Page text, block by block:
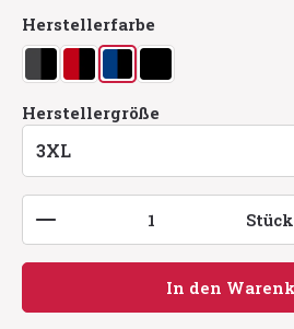
Herstellerfarbe
anthrazit/schwarz
rot/schwarz
royalblau/schwarz
schwarz
Herstellergröße
Produkt Anzahl: Gib den
Stück
In den